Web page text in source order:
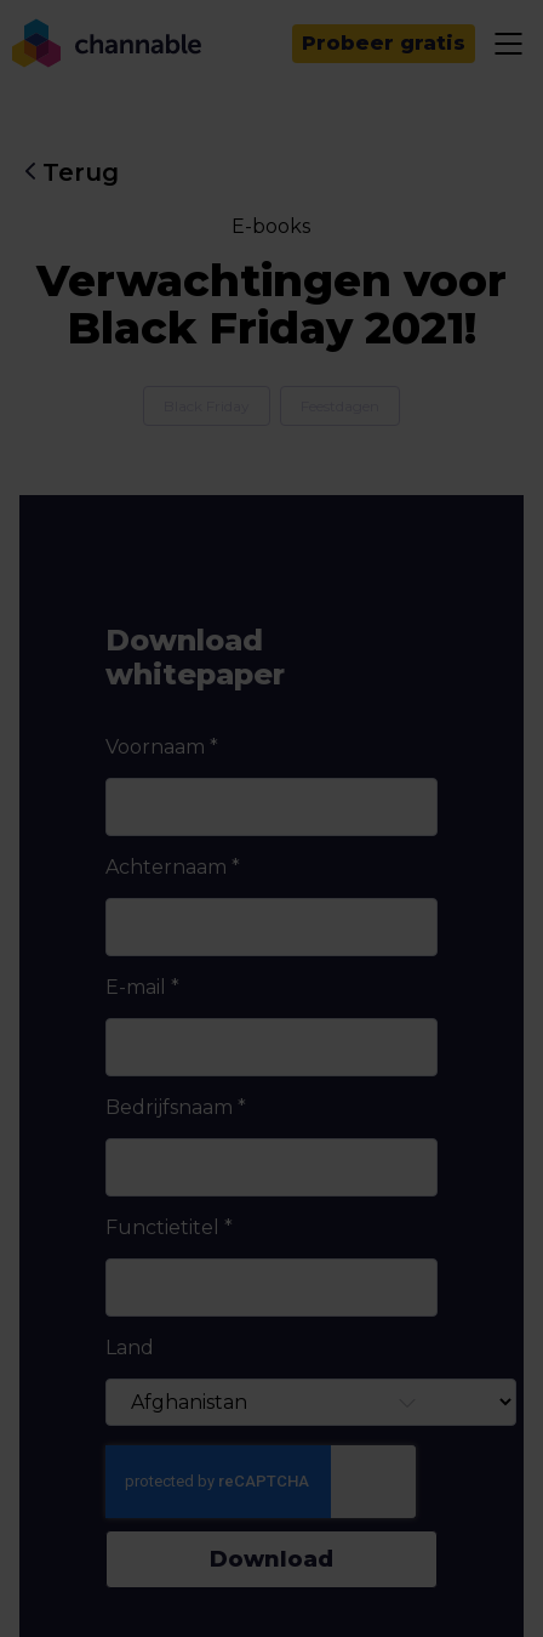
Probeer gratis
Terug
E-books
Verwachtingen voor
Black Friday 2021!
Download
whitepaper
Voornaam *
Achternaam *
E-mail *
Bedrijfsnaam *
Functietitel *
Land
Download